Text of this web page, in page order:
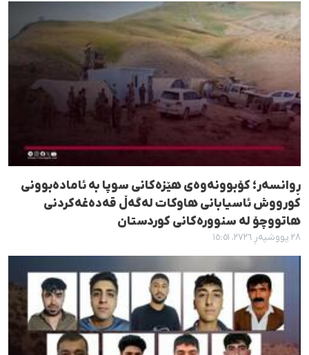
ڕوانسەر؛ کۆبوونەوەی هێزەکانی سوپا بە ئامادەبوونی
کورووش ئاسیابانی هاوکات لەگەڵ قەدەغەکردنی
هاتووچۆ لە سنوورەکانی کوردستان
٢٨ پووشپەڕ ٢٧٢٦، ١٥:٥١